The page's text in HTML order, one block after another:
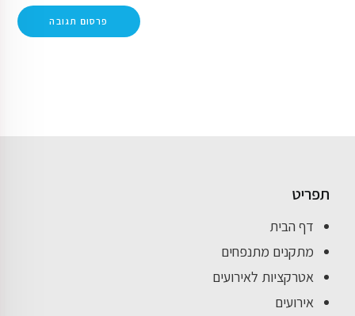
תפריט
דף הבית
מתקנים מתנפחים
אטרקציות לאירועים
אירועים